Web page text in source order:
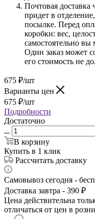
Почтовая доставка
придет в
посылке. Перед
коробки: вес,
самостоятельно вы
Один заказ может
его стоимость не
675 ₽/шт
Варианты цен
675 ₽/шт
Подробности
Достаточно
В корзину
Купить в 1 клик
Рассчитать доставку
Самовывоз сегодня -
Доставка завтра - 390 ₽
Цена действительна
отличаться от цен в